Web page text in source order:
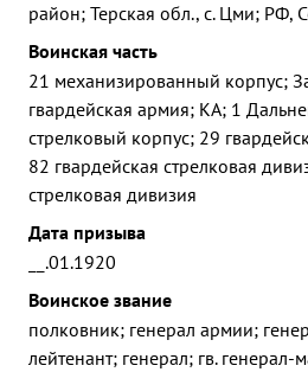
район; Терская обл., с. Цми; РФ,
Воинская часть
21 механизированный корпус;
гвардейская армия; КА; 1
стрелковый корпус; 29
82 гвардейская стрелковая
стрелковая дивизия
Дата призыва
__.01.1920
Воинское звание
полковник; генерал армии;
лейтенант; генерал; гв. генерал-